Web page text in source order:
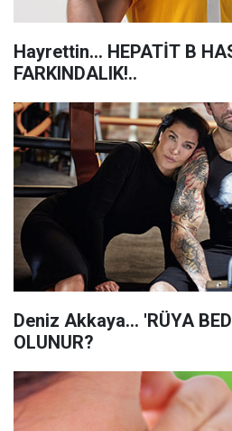
Hayrettin... HEPATİT B
FARKINDALIK!..
Deniz Akkaya... 'RÜYA
OLUNUR?